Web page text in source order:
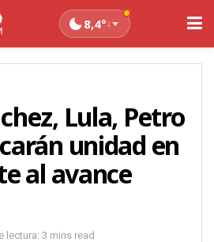
8,4°↓
Lula, Petro
unidad en
al avance
lectura: 3 mins read